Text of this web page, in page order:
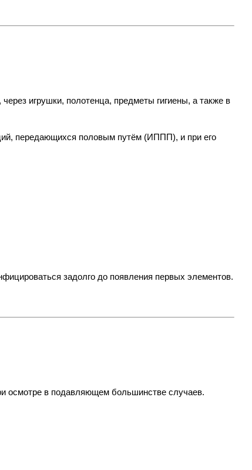
игрушки, полотенца, предметы гигиены, а также в
передающихся половым путём (ИППП), и при его
задолго до появления первых элементов.
осмотре в подавляющем большинстве случаев.